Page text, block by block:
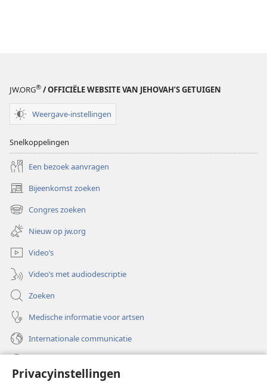
Privacyinstellingen
JW.ORG® / OFFICIËLE WEBSITE VAN JEHOVAH’S GETUIGEN
Weergave-instellingen
Snelkoppelingen
Een bezoek aanvragen
Bijeenkomst zoeken
(opent
nieuw
venster)
Congres zoeken
(opent
nieuw
venster)
Nieuw op jw.org
Video’s
Video’s met audiodescriptie
Zoeken
Medische informatie voor artsen
Internationale communicatie